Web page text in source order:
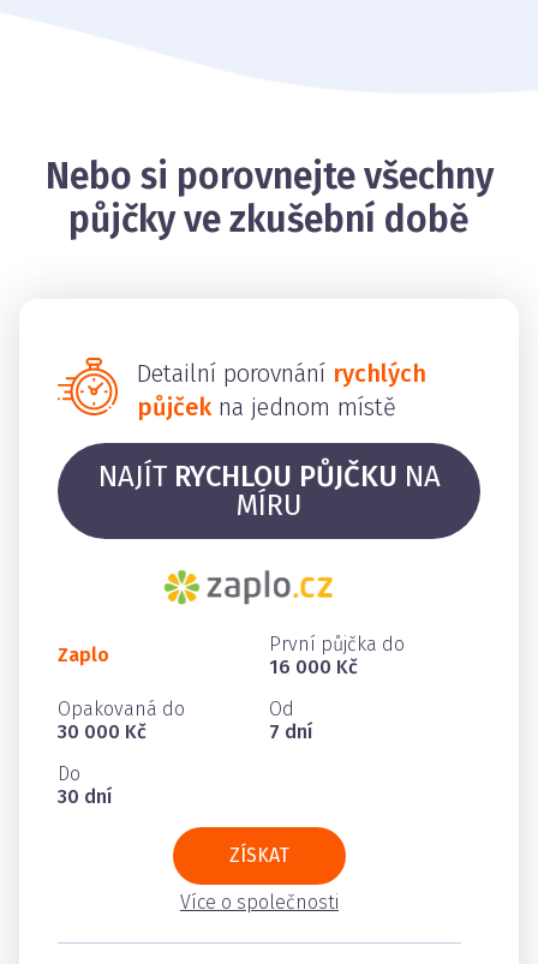
Nebo si porovnejte všechny
půjčky ve zkušební době
Detailní porovnání rychlých
půjčekna jednom místě
NAJÍT RYCHLOU PŮJČKU NA
MÍRU
Zaplo
První půjčka do
16 000 Kč
Opakovaná do
30 000 Kč
Od
7 dní
Do
30 dní
ZÍSKAT
Více o společnosti